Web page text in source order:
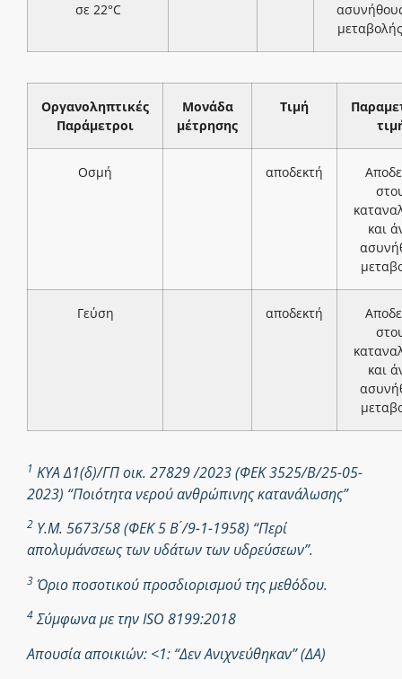
σε 22°C
μεταβολής
Οργανοληπτικές
Παράμετροι
Μονάδα
μέτρησης
Τιμή
Οσμή αποδεκτή
και
Γεύση αποδεκτή
και
1 ΚΥΑ Δ1(δ)/ΓΠ οικ. 27829 /2023 (ΦΕΚ 3525/Β/25-05-
2023) “Ποιότητα νερού ανθρώπινης κατανάλωσης”
2 Υ.Μ. 5673/58 (ΦΕΚ 5 Β ́/9-1-1958) “Περί
απολυμάνσεως των υδάτων των υδρεύσεων”.
3 Όριο ποσοτικού προσδιορισμού της μεθόδου.
4Σύμφωνα με την ISO 8199:2018
Απουσία αποικιών: <1: “Δεν Ανιχνεύθηκαν” (ΔΑ)